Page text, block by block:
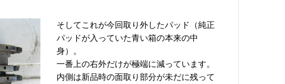
そしてこれが今回取り外したパッド（純正
パッドが入っていた青い箱の本来の中
身）。
一番上の右外だけが極端に減っています。
内側は新品時の面取り部分が未だに残って